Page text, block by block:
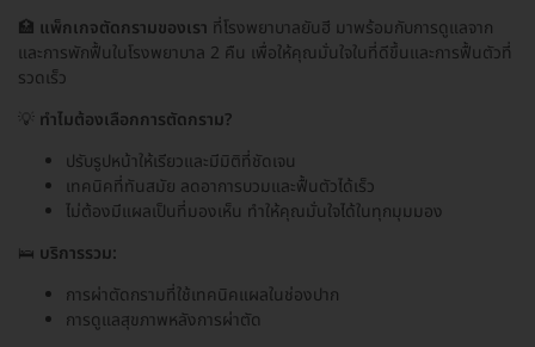
🏥 แพ็กเกจตัดกรามของเรา ที่โรงพยาบาลยันฮี มาพร้อมกับการดูแลจาก
และการพักฟื้นในโรงพยาบาล 2 คืน เพื่อให้คุณมั่นใจในที่ดีขึ้นและการฟื้นตัวที่
รวดเร็ว
💡 ทำไมต้องเลือกการตัดกราม?
ปรับรูปหน้าให้เรียวและมีมิติที่ชัดเจน
เทคนิคที่ทันสมัย ลดอาการบวมและฟื้นตัวได้เร็ว
ไม่ต้องมีแผลเป็นที่มองเห็น ทำให้คุณมั่นใจได้ในทุกมุมมอง
🛌 บริการรวม:
การผ่าตัดกรามที่ใช้เทคนิคแผลในช่องปาก
การดูแลสุขภาพหลังการผ่าตัด